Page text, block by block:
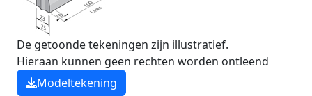
De getoonde tekeningen zijn illustratief.
Hieraan kunnen geen rechten worden ontleend
Modeltekening